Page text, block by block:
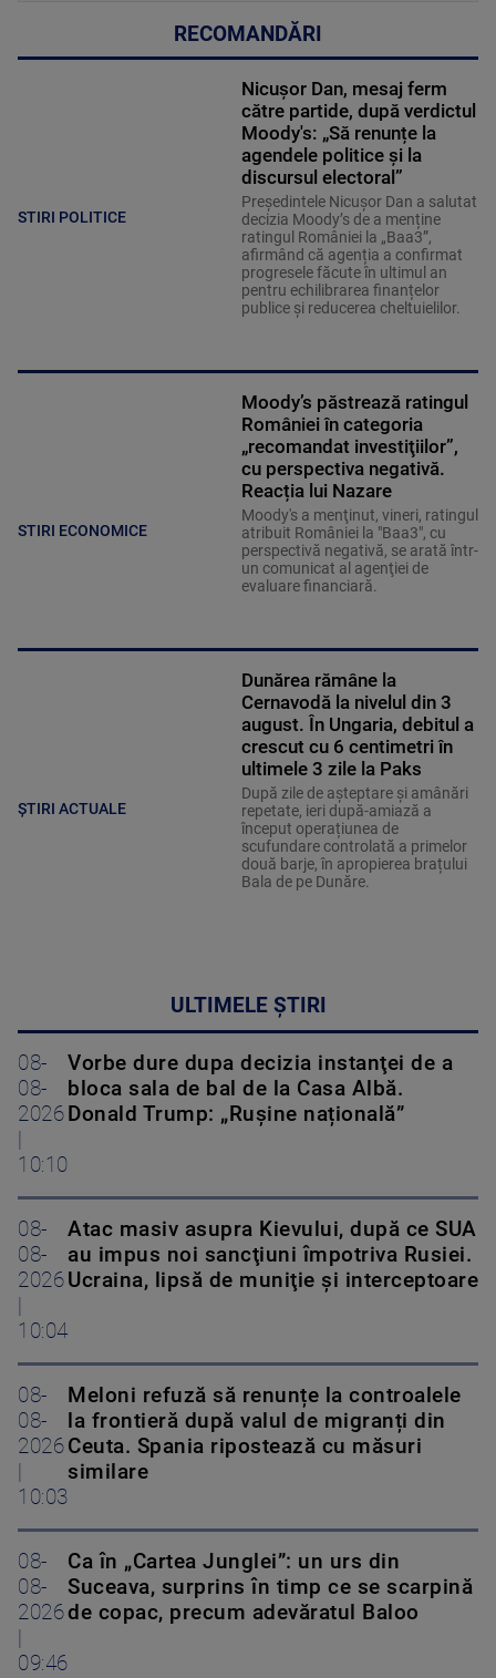
RECOMANDĂRI
STIRI POLITICE
Nicușor Dan, mesaj ferm
către partide, după verdictul
Moody's: „Să renunțe la
agendele politice şi la
discursul electoral”
Președintele Nicușor Dan a salutat
decizia Moody’s de a menține
ratingul României la „Baa3”,
afirmând că agenția a confirmat
progresele făcute în ultimul an
pentru echilibrarea finanțelor
publice și reducerea cheltuielilor.
STIRI ECONOMICE
Moody’s păstrează ratingul
României în categoria
„recomandat investiţiilor”,
cu perspectiva negativă.
Reacția lui Nazare
Moody's a menţinut, vineri, ratingul
atribuit României la "Baa3", cu
perspectivă negativă, se arată într-
un comunicat al agenţiei de
evaluare financiară.
ȘTIRI ACTUALE
Dunărea rămâne la
Cernavodă la nivelul din 3
august. În Ungaria, debitul a
crescut cu 6 centimetri în
ultimele 3 zile la Paks
După zile de așteptare și amânări
repetate, ieri după-amiază a
început operațiunea de
scufundare controlată a primelor
două barje, în apropierea brațului
Bala de pe Dunăre.
ULTIMELE ȘTIRI
08-
08-
2026
10:10
Vorbe dure dupa decizia instanţei de a
bloca sala de bal de la Casa Albă.
Donald Trump: „Rușine națională”
08-
08-
2026
10:04
Atac masiv asupra Kievului, după ce SUA
au impus noi sancţiuni împotriva Rusiei.
Ucraina, lipsă de muniţie şi interceptoare
08-
08-
2026
10:03
Meloni refuză să renunțe la controalele
la frontieră după valul de migranți din
Ceuta. Spania ripostează cu măsuri
similare
08-
08-
2026
09:46
Ca în „Cartea Junglei”: un urs din
Suceava, surprins în timp ce se scarpină
de copac, precum adevăratul Baloo